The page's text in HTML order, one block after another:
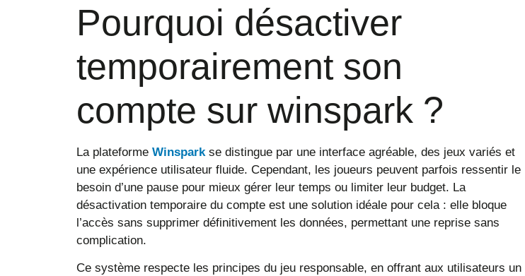
Pourquoi désactiver
temporairement son
compte sur winspark ?
La plateforme Winsparkse distingue par une interface agréable, des jeux variés et
une expérience utilisateur fluide. Cependant, les joueurs peuvent parfois ressentir le
besoin d’une pause pour mieux gérer leur temps ou limiter leur budget. La
désactivation temporaire du compte est une solution idéale pour cela : elle bloque
l’accès sans supprimer définitivement les données, permettant une reprise sans
complication.
Ce système respecte les principes du jeu responsable, en offrant aux utilisateurs un